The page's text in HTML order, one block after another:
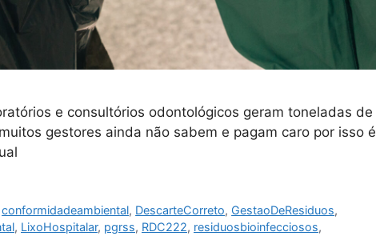
e consultórios odontológicos geram toneladas de
gestores ainda não sabem e pagam caro por isso é
conformidadeambiental, DescarteCorreto, GestaoDeResiduos,
, LixoHospitalar, pgrss, RDC222, residuosbioinfecciosos,